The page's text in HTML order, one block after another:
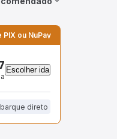
PIX ou NuPay
Escolher ida
direto